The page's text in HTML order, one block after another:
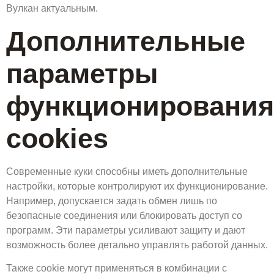
Вулкан актуальным.
Дополнительные
параметры
функционирования
cookies
Современные куки способны иметь дополнительные
настройки, которые контролируют их функционирование.
Например, допускается задать обмен лишь по
безопасные соединения или блокировать доступ со
программ. Эти параметры усиливают защиту и дают
возможность более детально управлять работой данных.
Также cookie могут применяться в комбинации с